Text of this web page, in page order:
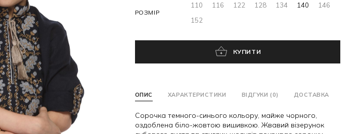
РОЗМІР
110 116 122 128 134 140
146
152
КУПИТИ
ОПИС ХАРАКТЕРИСТИКИ ВІДГУКИ (0) ДОСТАВКА
Сорочка темного-синього кольору, майже чорного,
оздоблена біло-жовтою вишивкою. Жвавий візерунок